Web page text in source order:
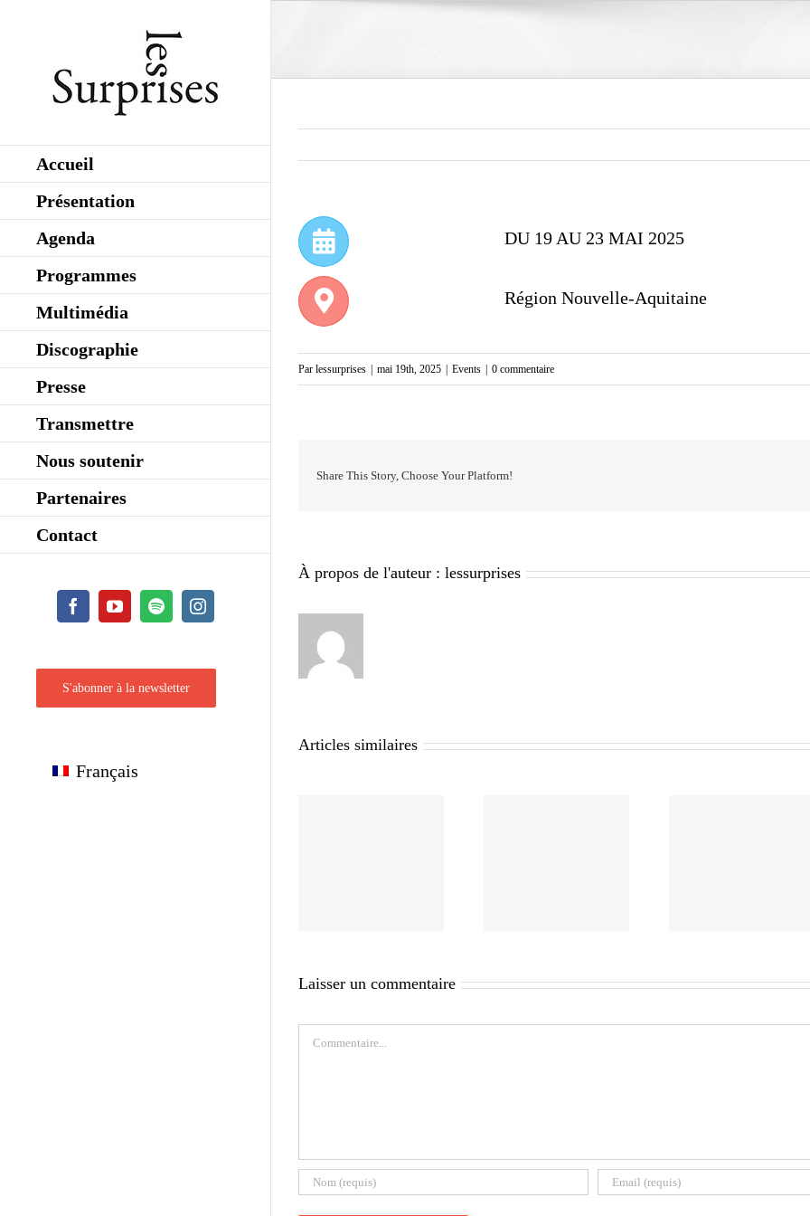
Accueil
Présentation
Agenda
Programmes
Multimédia
Discographie
Presse
Transmettre
Nous soutenir
Partenaires
Contact
FacebookYouTubeSpotifyInstagram
S'abonner à la newsletter
Français
DU 19 AU 23 MAI 2025
Région Nouvelle-Aquitaine
Par lessurprises mai 19th, 2025 Events 0 commentaire
Share This Story, Choose Your Platform!
À propos de l'auteur : lessurprises
Articles similaires
Laisser un commentaire
Commentaire